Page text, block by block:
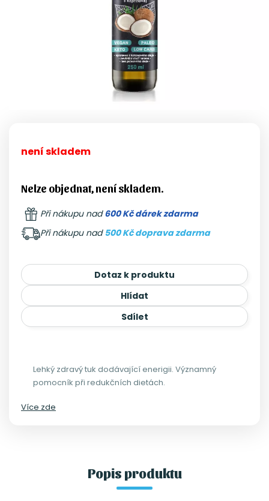
není skladem
Nelze objednat, není skladem.
Při nákupu nad600 Kč dárek zdarma
Při nákupu nad 500 Kč doprava zdarma
Dotaz k produktu
Hlídat
Sdílet
Lehký zdravý tuk dodávající enerigii. Významný
pomocník při redukčních dietách.
Více zde
Popis produktu